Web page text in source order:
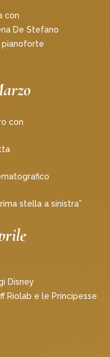
con
De Stefano
pianoforte
con
stella a sinistra”
Disney
Riolab e le Principesse